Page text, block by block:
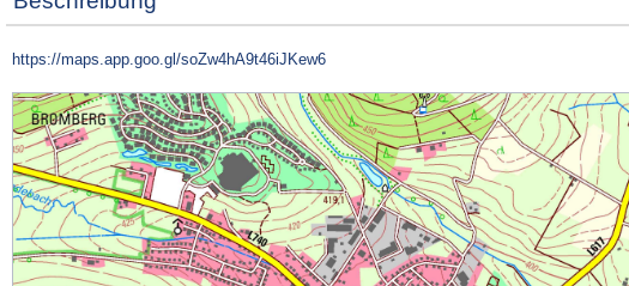
https://maps.app.goo.gl/soZw4hA9t46iJKew6